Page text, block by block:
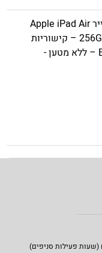
מציאון - אייפד אייר Apple iPad Air
11'' M4 – נפח 256GB – קישוריות
Wi-Fi – צבע Blue – ללא מטען -
(שעות פעילות סניפים)